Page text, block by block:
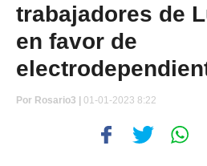
trabajadores de
en favor de
Por Rosario3 | 01-01-2023 8:22